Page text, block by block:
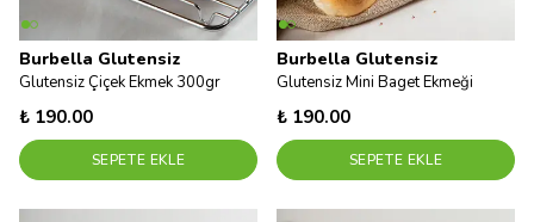
Burbella Glutensiz
Glutensiz Çiçek Ekmek 300gr
₺ 190.00
SEPETE EKLE
Burbella Glutensiz
Glutensiz Mini Baget Ekmeği
₺ 190.00
SEPETE EKLE